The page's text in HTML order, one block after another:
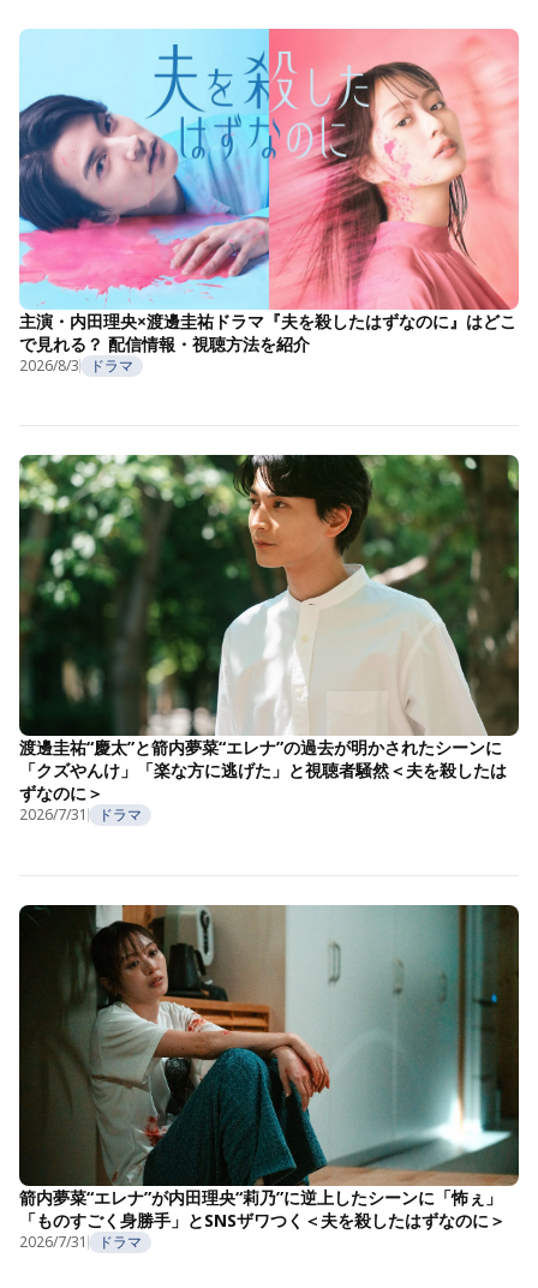
主演・内田理央×渡邊圭祐ドラマ『夫を殺したはずなのに』はどこ
で見れる？ 配信情報・視聴方法を紹介
2026/8/3 ドラマ
渡邊圭祐“慶太”と箭内夢菜“エレナ”の過去が明かされたシーンに
「クズやんけ」「楽な方に逃げた」と視聴者騒然＜夫を殺したは
ずなのに＞
2026/7/31 ドラマ
箭内夢菜“エレナ”が内田理央“莉乃”に逆上したシーンに「怖ぇ」
「ものすごく身勝手」とSNSザワつく＜夫を殺したはずなのに＞
2026/7/31 ドラマ